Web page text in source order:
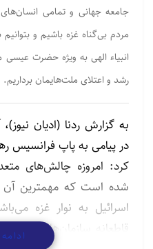
جامعه جهانی و تمامی
مردم بی‌گناه غزه باشیم و
انبیاء الهی به ویژه حضرت
رشد و اعتلای ملت‌هایمان برداریم.
به گزارش ردنا (ادیان
در پیامی به پاپ فرانسیس
کرد: امروزه چالش‌های
شده است که مهمترین آن
اسرائیل به نوار غزه
قاطعانه سازمان‌ها و مجامع